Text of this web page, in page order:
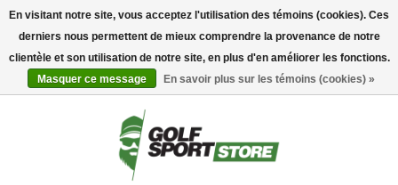
En visitant notre site, vous acceptez l'utilisation des témoins (cookies). Ces
derniers nous permettent de mieux comprendre la provenance de notre
clientèle et son utilisation de notre site, en plus d'en améliorer les fonctions.
Masquer ce message
En savoir plus sur les témoins (cookies) »